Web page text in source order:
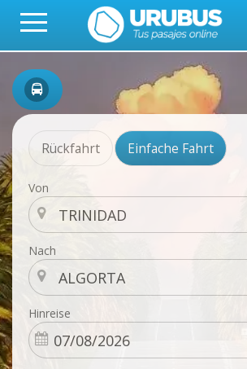
Rückfahrt Einfache Fahrt
Von
Nach
Hinreise